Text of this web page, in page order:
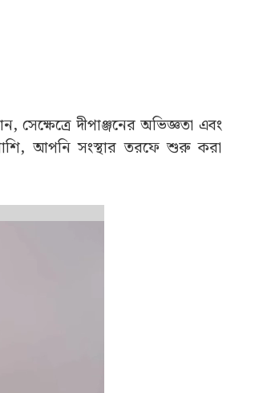
দীপাঞ্জনের অভিজ্ঞতা এবং
আপনি সংস্থার তরফে শুরু করা